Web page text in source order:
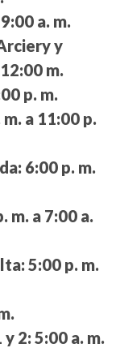
a. m.
y
m.
p. m.
m. a 11:00 p.
6:00 p. m.
m. a 7:00 a.
5:00 p. m.
y 2: 5:00 a. m.